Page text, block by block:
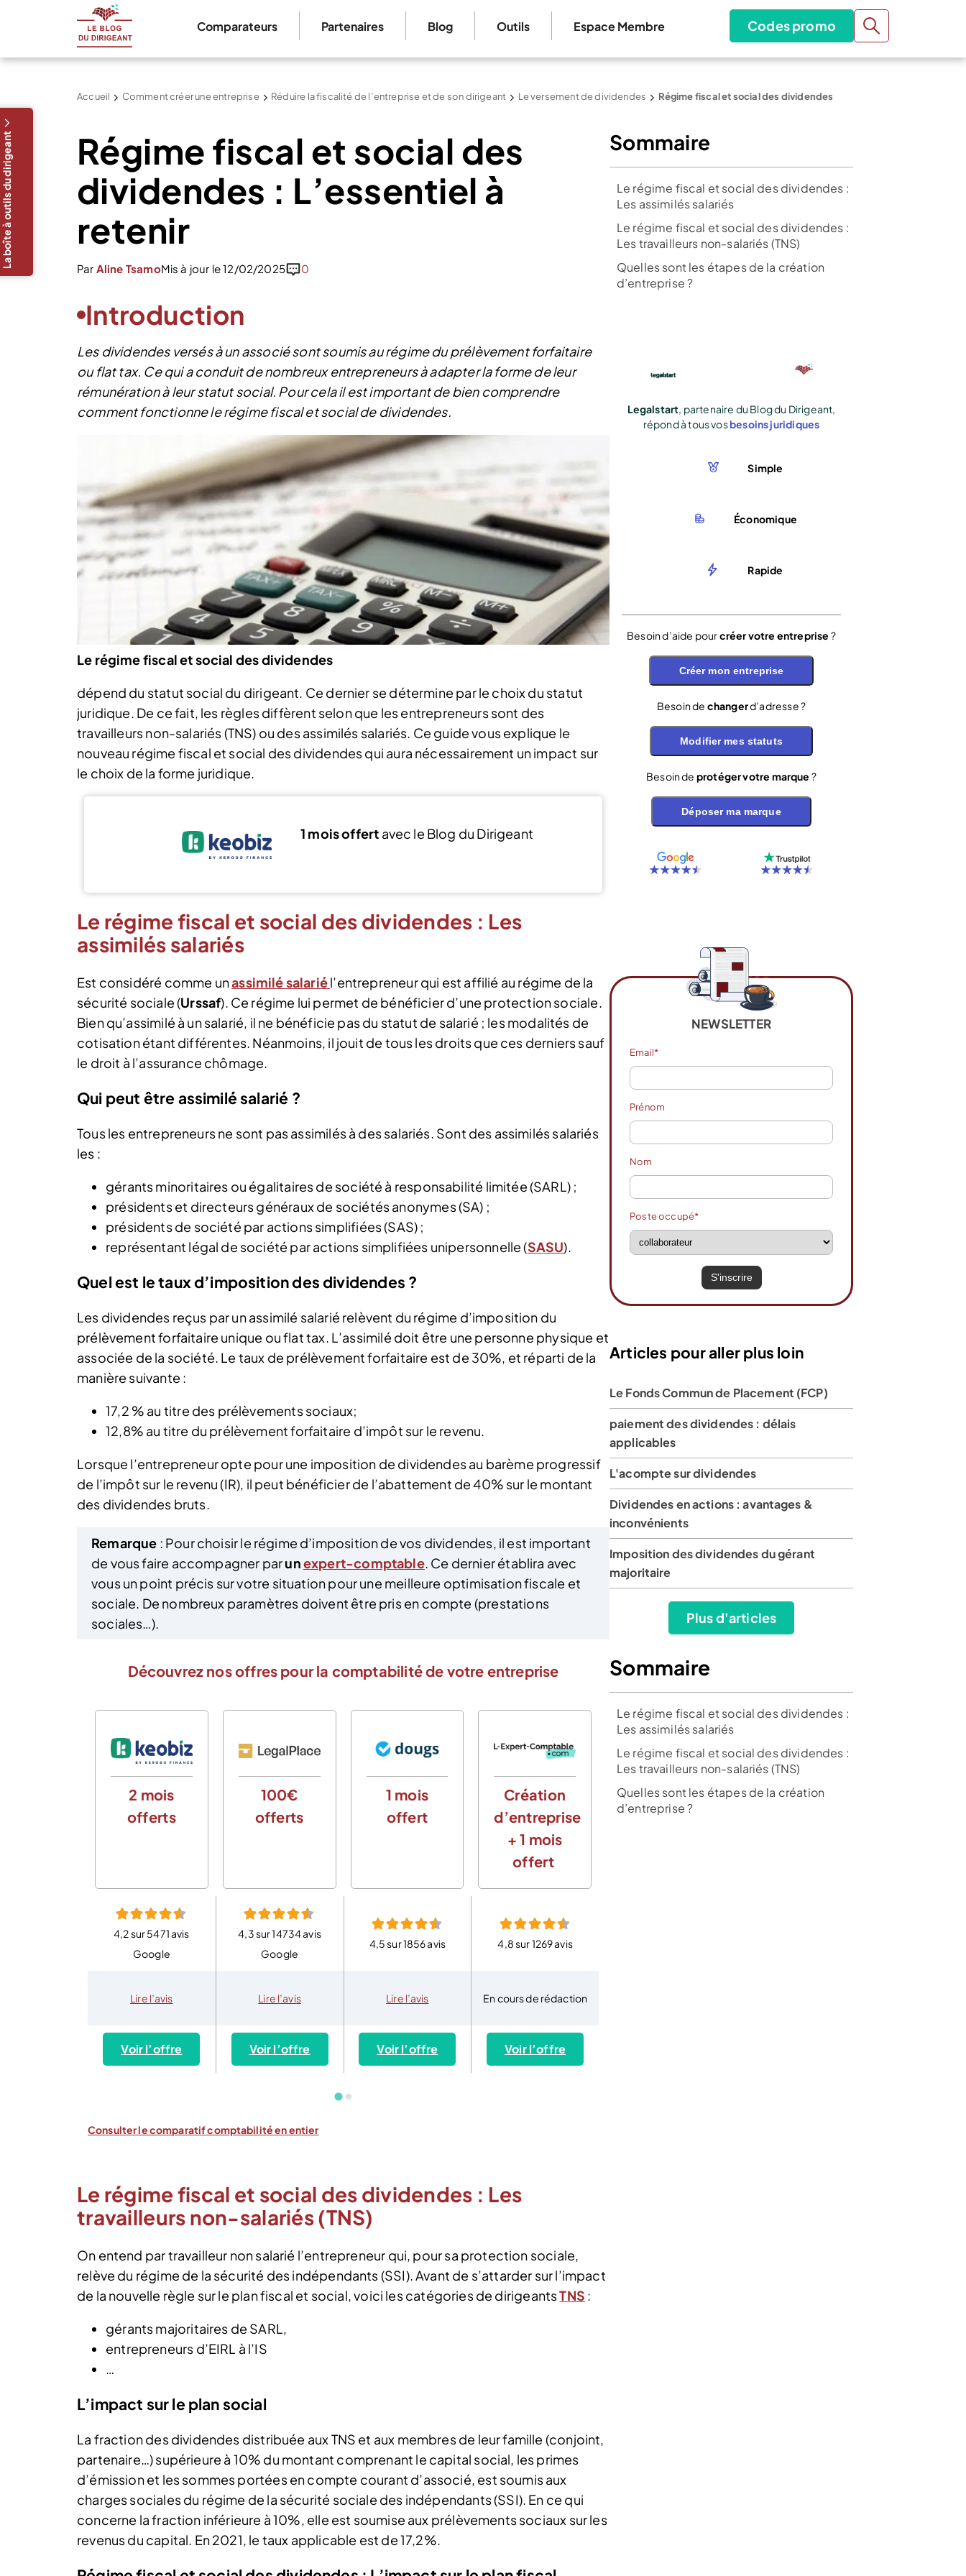
Comparateurs Partenaires Blog Outils Espace Membre Codes promo
Accueil Comment créer une entreprise Réduire la fiscalité de l’entreprise et de son dirigeant Le versement de dividendes Régime fiscal et social des dividendes
Régime fiscal et social des
dividendes : L’essentiel à
retenir
Par Aline TsamoMis à jour le 12/02/2025 0
Introduction
Les dividendes versés à un associé sont soumis au régime du prélèvement forfaitaire
ou flat tax. Ce qui a conduit de nombreux entrepreneurs à adapter la forme de leur
rémunération à leur statut social. Pour cela il est important de bien comprendre
comment fonctionne le régime fiscal et social de dividendes.
La boîte à outils du dirigeant
Le régime fiscal et social des dividendes
dépend du statut social du dirigeant. Ce dernier se détermine par le choix du statut
juridique. De ce fait, les règles diffèrent selon que les entrepreneurs sont des
travailleurs non-salariés (TNS) ou des assimilés salariés. Ce guide vous explique le
nouveau régime fiscal et social des dividendes qui aura nécessairement un impact sur
le choix de la forme juridique.
1 mois offert avec le Blog du Dirigeant
Le régime fiscal et social des dividendes : Les
assimilés salariés
Est considéré comme unassimilé salariél’entrepreneur qui est affilié au régime de la
sécurité sociale (Urssaf). Ce régime lui permet de bénéficier d’une protection sociale.
Bien qu’assimilé à un salarié, il ne bénéficie pas du statut de salarié ; les modalités de
cotisation étant différentes. Néanmoins, il jouit de tous les droits que ces derniers sauf
le droit à l’assurance chômage.
Qui peut être assimilé salarié ?
Tous les entrepreneurs ne sont pas assimilés à des salariés. Sont des assimilés salariés
les :
gérants minoritaires ou égalitaires de société à responsabilité limitée (SARL) ;
présidents et directeurs généraux de sociétés anonymes (SA) ;
présidents de société par actions simplifiées (SAS) ;
représentant légal de société par actions simplifiées unipersonnelle (SASU).
Quel est le taux d’imposition des dividendes ?
Les dividendes reçus par un assimilé salarié relèvent du régime d’imposition du
prélèvement forfaitaire unique ou flat tax. L’assimilé doit être une personne physique et
associée de la société. Le taux de prélèvement forfaitaire est de 30%, et réparti de la
manière suivante :
17,2 % au titre des prélèvements sociaux;
12,8% au titre du prélèvement forfaitaire d’impôt sur le revenu.
Lorsque l’entrepreneur opte pour une imposition de dividendes au barème progressif
de l’impôt sur le revenu (IR), il peut bénéficier de l’abattement de 40% sur le montant
des dividendes bruts.
Remarque : Pour choisir le régime d’imposition de vos dividendes, il est important
de vous faire accompagner parunexpert-comptable. Ce dernier établira avec
vous un point précis sur votre situation pour une meilleure optimisation fiscale et
sociale. De nombreux paramètres doivent être pris en compte (prestations
sociales…).
Découvrez nos offres pour la comptabilité de votre entreprise
2 mois
offerts
4,2 sur 5471 avis
Google
Lire l’avis
Voir l’offre
100€
offerts
4,3 sur 14734 avis
Google
Lire l’avis
Voir l’offre
1 mois
offert
4,5 sur 1856 avis
Lire l’avis
Voir l’offre
Création
d’entreprise
+ 1 mois
offert
4,8 sur 1269 avis
En cours de rédaction
Voir l’offre
1 mois
offert
2 mois
Consulter le comparatif comptabilité en entier
Le régime fiscal et social des dividendes : Les
travailleurs non-salariés (TNS)
On entend par travailleur non salarié l’entrepreneur qui, pour sa protection sociale,
relève du régime de la sécurité des indépendants (SSI). Avant de s’attarder sur l’impact
de la nouvelle règle sur le plan fiscal et social, voici les catégories de dirigeantsTNS :
gérants majoritaires de SARL,
entrepreneurs d’EIRL à l’IS
…
L’impact sur le plan social
La fraction des dividendes distribuée aux TNS et aux membres de leur famille (conjoint,
partenaire…) supérieure à 10% du montant comprenant le capital social, les primes
d’émission et les sommes portées en compte courant d’associé, est soumis aux
charges sociales du régime de la sécurité sociale des indépendants (SSI). En ce qui
concerne la fraction inférieure à 10%, elle est soumise aux prélèvements sociaux sur les
revenus du capital. En 2021, le taux applicable est de 17,2%.
Sommaire
Le régime fiscal et social des dividendes :
Les assimilés salariés
Le régime fiscal et social des dividendes :
Les travailleurs non-salariés (TNS)
Quelles sont les étapes de la création
d’entreprise ?
Legalstart, partenaire du Blog du Dirigeant,
répond à tous vosbesoins juridiques
Simple
Économique
Rapide
Besoin d’aide pourcréer votre entreprise ?
Créer mon entreprise
Besoin de changerd’adresse ?
Modifier mes statuts
Besoin de protéger votre marque ?
Déposer ma marque
NEWSLETTER
Email*
Prénom
Nom
Poste occupé*
Articles pour aller plus loin
Le Fonds Commun de Placement (FCP)
paiement des dividendes : délais
applicables
L'acompte sur dividendes
Dividendes en actions : avantages &
inconvénients
Imposition des dividendes du gérant
majoritaire
Plus d'articles
Sommaire
Le régime fiscal et social des dividendes :
Les assimilés salariés
Le régime fiscal et social des dividendes :
Les travailleurs non-salariés (TNS)
Quelles sont les étapes de la création
d’entreprise ?